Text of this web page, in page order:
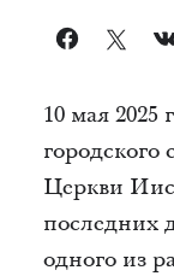
10 мая 2025
городского
Церкви
последних
одного из